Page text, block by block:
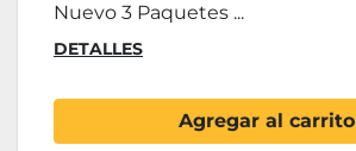
Nuevo 3 Paquetes ...
DETALLES
Agregar al carrito